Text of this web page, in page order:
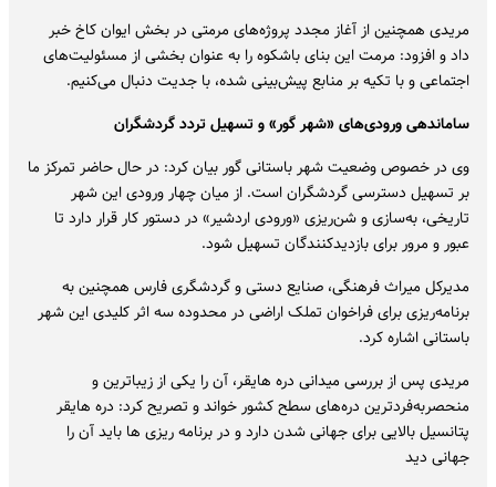
مریدی همچنین از آغاز مجدد پروژه‌های مرمتی در بخش ایوان کاخ خبر
داد و افزود: مرمت این بنای باشکوه را به عنوان بخشی از مسئولیت‌های
اجتماعی و با تکیه بر منابع پیش‌بینی شده، با جدیت دنبال می‌کنیم.
ساماندهی ورودی‌های «شهر گور» و تسهیل تردد گردشگران
وی در خصوص وضعیت شهر باستانی گور بیان کرد: در حال حاضر تمرکز ما
بر تسهیل دسترسی گردشگران است. از میان چهار ورودی این شهر
تاریخی، به‌سازی و شن‌ریزی «ورودی اردشیر» در دستور کار قرار دارد تا
عبور و مرور برای بازدیدکنندگان تسهیل شود.
مدیرکل میراث فرهنگی، صنایع دستی و گردشگری فارس همچنین به
برنامه‌ریزی برای فراخوان تملک اراضی در محدوده سه اثر کلیدی این شهر
باستانی اشاره کرد.
مریدی پس از بررسی میدانی دره هایقر، آن را یکی از زیباترین و
منحصربه‌فردترین دره‌های سطح کشور خواند و تصریح کرد: دره هایقر
پتانسیل بالایی برای جهانی شدن دارد و در برنامه ریزی ها باید آن را
جهانی دید